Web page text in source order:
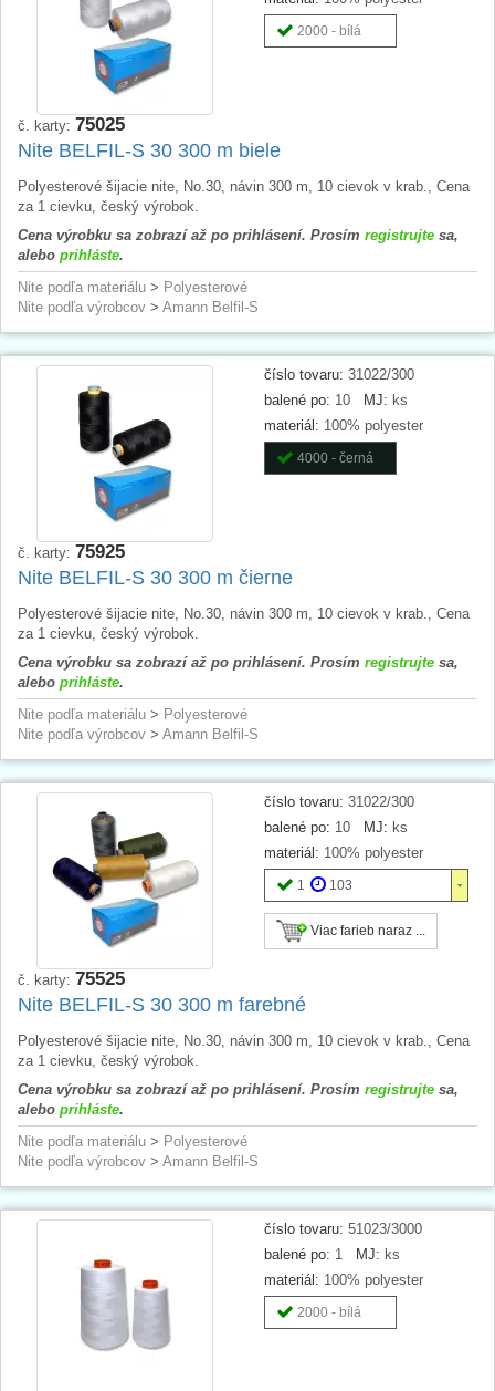
2000 - bílá
č. karty: 75025
Nite BELFIL-S 30 300 m biele
Polyesterové šijacie nite, No.30, návin 300 m, 10 cievok v krab., Cena
za 1 cievku, český výrobok.
Cena výrobku sa zobrazí až po prihlásení. Prosím registrujte sa,
alebo prihláste.
Nite podľa materiálu > Polyesterové
Nite podľa výrobcov > Amann Belfil-S
číslo tovaru: 31022/300
balené po: 10 MJ: ks
materiál: 100% polyester
4000 - černá
č. karty: 75925
Nite BELFIL-S 30 300 m čierne
Polyesterové šijacie nite, No.30, návin 300 m, 10 cievok v krab., Cena
za 1 cievku, český výrobok.
Cena výrobku sa zobrazí až po prihlásení. Prosím registrujte sa,
alebo prihláste.
Nite podľa materiálu > Polyesterové
Nite podľa výrobcov > Amann Belfil-S
číslo tovaru: 31022/300
balené po: 10 MJ: ks
materiál: 100% polyester
1 103
Viac farieb naraz ...
č. karty: 75525
Nite BELFIL-S 30 300 m farebné
Polyesterové šijacie nite, No.30, návin 300 m, 10 cievok v krab., Cena
za 1 cievku, český výrobok.
Cena výrobku sa zobrazí až po prihlásení. Prosím registrujte sa,
alebo prihláste.
Nite podľa materiálu > Polyesterové
Nite podľa výrobcov > Amann Belfil-S
číslo tovaru: 51023/3000
balené po: 1 MJ: ks
materiál: 100% polyester
2000 - bílá